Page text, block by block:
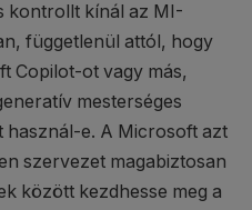
kontrollt kínál az MI-
függetlenül attól, hogy
Copilot-ot vagy más,
mesterséges
használ-e. A Microsoft azt
szervezet magabiztosan
között kezdhesse meg a